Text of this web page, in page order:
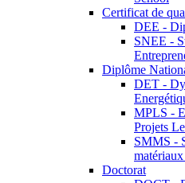
Certificat de
DEE -
SNEE -
Diplôme
DET -
MPLS -
Projets
SMMS -
Doctorat